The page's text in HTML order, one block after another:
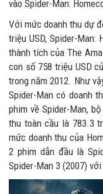
vào Spider-Man:
Với mức doanh thu dự
triệu USD, Spider-Man:
thành tích của The
con số 758 triệu USD
trong năm 2012. Như
Spider-Man có doanh
phim về Spider-Man,
thu toàn cầu là 783.3
mức doanh thu của
2 phim dẫn đầu là
Spider-Man 3 (2007)